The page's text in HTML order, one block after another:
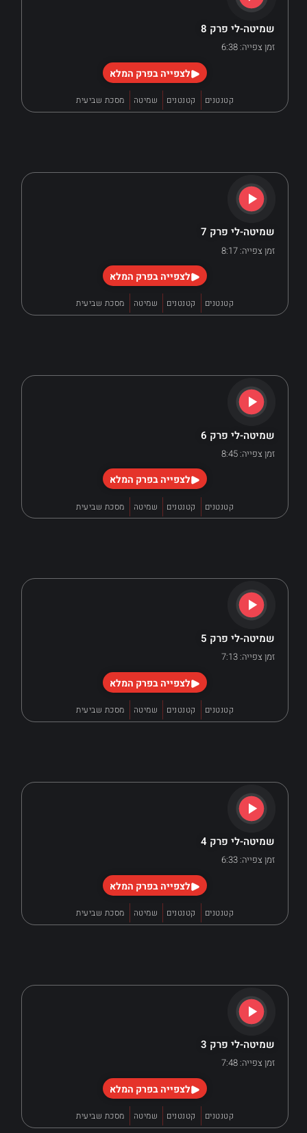
שמיטה-לי פרק 8
זמן צפייה: 6:38
לצפייה בפרק המלא
קטנטנים קטנטנים שמיטה מסכת שביעית
שמיטה-לי פרק 7
זמן צפייה: 8:17
לצפייה בפרק המלא
קטנטנים קטנטנים שמיטה מסכת שביעית
שמיטה-לי פרק 6
זמן צפייה: 8:45
לצפייה בפרק המלא
קטנטנים קטנטנים שמיטה מסכת שביעית
שמיטה-לי פרק 5
זמן צפייה: 7:13
לצפייה בפרק המלא
קטנטנים קטנטנים שמיטה מסכת שביעית
שמיטה-לי פרק 4
זמן צפייה: 6:33
לצפייה בפרק המלא
קטנטנים קטנטנים שמיטה מסכת שביעית
שמיטה-לי פרק 3
זמן צפייה: 7:48
לצפייה בפרק המלא
קטנטנים קטנטנים שמיטה מסכת שביעית